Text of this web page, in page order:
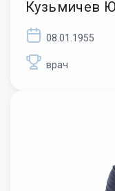
Кузьмичев
08.01.1955
врач